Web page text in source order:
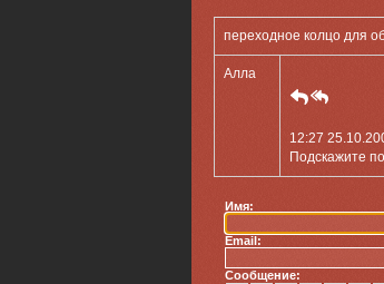
переходное колцо для
Алла
12:27
Подскажите
Имя:
Email:
Сообщение: